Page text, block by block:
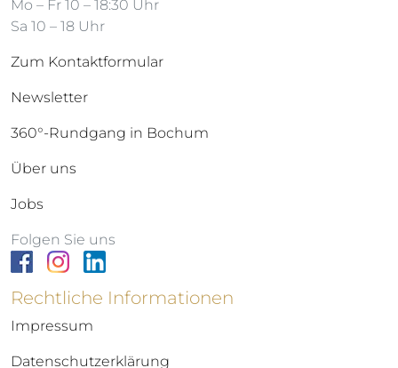
Mo – Fr 10 – 18:30 Uhr
Sa 10 – 18 Uhr
Zum Kontaktformular
Newsletter
360°-Rundgang in Bochum
Über uns
Jobs
Folgen Sie uns
Rechtliche Informationen
Impressum
Datenschutzerklärung